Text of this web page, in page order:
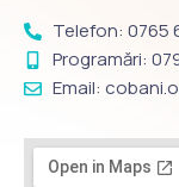
Telefon: 0765
Programări:
Email: